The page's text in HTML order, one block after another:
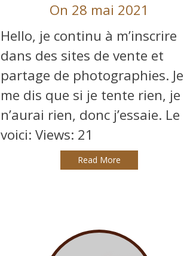
On 28 mai 2021
Hello, je continu à m’inscrire
dans des sites de vente et
partage de photographies. Je
me dis que si je tente rien, je
n’aurai rien, donc j’essaie. Le
voici: Views: 21
Read More